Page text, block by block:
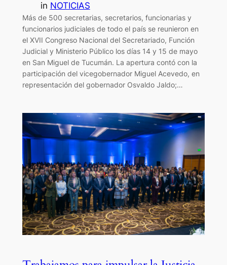
in NOTICIAS
Más de 500 secretarias, secretarios, funcionarias y
funcionarios judiciales de todo el país se reunieron en
el XVII Congreso Nacional del Secretariado, Función
Judicial y Ministerio Público los días 14 y 15 de mayo
en San Miguel de Tucumán. La apertura contó con la
participación del vicegobernador Miguel Acevedo, en
representación del gobernador Osvaldo Jaldo;…